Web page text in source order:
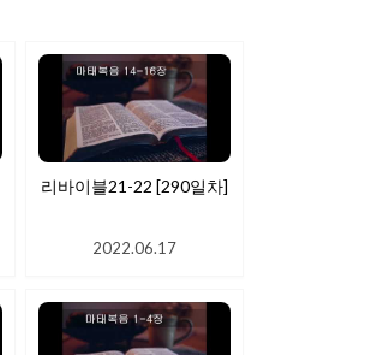
리바이블21-22 [290일차]
2022.06.17